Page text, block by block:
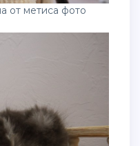
от метиса фото